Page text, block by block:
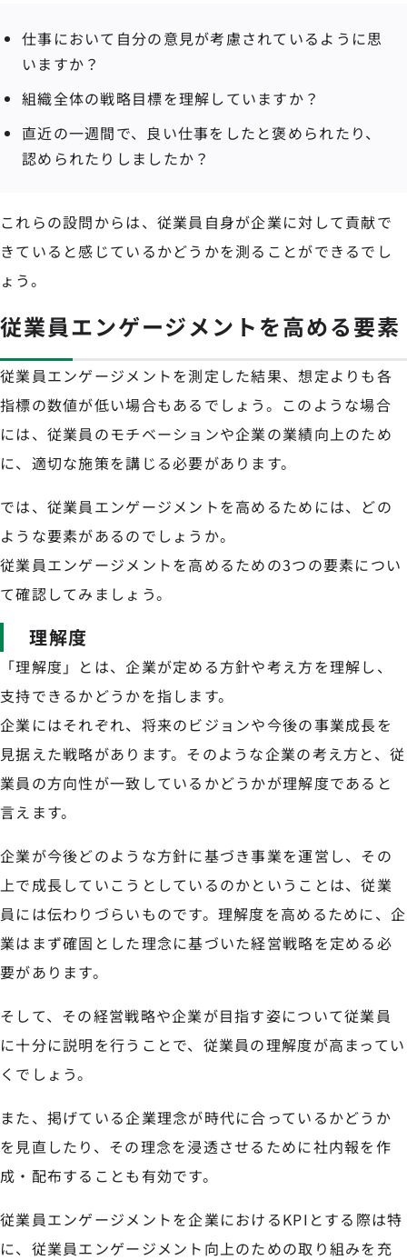
仕事において自分の意見が考慮されているように思
いますか？
組織全体の戦略目標を理解していますか？
直近の一週間で、良い仕事をしたと褒められたり、
認められたりしましたか？
これらの設問からは、従業員自身が企業に対して貢献で
きていると感じているかどうかを測ることができるでし
ょう。
従業員エンゲージメントを高める要素
従業員エンゲージメントを測定した結果、想定よりも各
指標の数値が低い場合もあるでしょう。このような場合
には、従業員のモチベーションや企業の業績向上のため
に、適切な施策を講じる必要があります。
では、従業員エンゲージメントを高めるためには、どの
ような要素があるのでしょうか。
従業員エンゲージメントを高めるための3つの要素につい
て確認してみましょう。
理解度
「理解度」とは、企業が定める方針や考え方を理解し、
支持できるかどうかを指します。
企業にはそれぞれ、将来のビジョンや今後の事業成長を
見据えた戦略があります。そのような企業の考え方と、従
業員の方向性が一致しているかどうかが理解度であると
言えます。
企業が今後どのような方針に基づき事業を運営し、その
上で成長していこうとしているのかということは、従業
員には伝わりづらいものです。理解度を高めるために、企
業はまず確固とした理念に基づいた経営戦略を定める必
要があります。
そして、その経営戦略や企業が目指す姿について従業員
に十分に説明を行うことで、従業員の理解度が高まってい
くでしょう。
また、掲げている企業理念が時代に合っているかどうか
を見直したり、その理念を浸透させるために社内報を作
成・配布することも有効です。
従業員エンゲージメントを企業におけるKPIとする際は特
に、従業員エンゲージメント向上のための取り組みを充